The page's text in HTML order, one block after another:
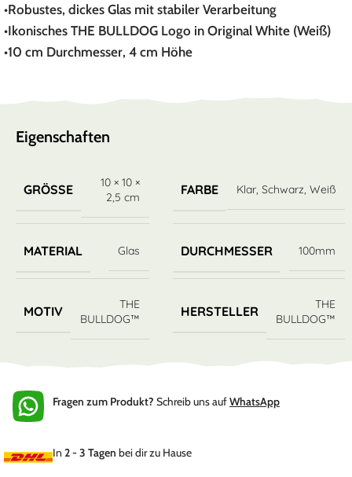
•Robustes, dickes Glas mit stabiler Verarbeitung
•Ikonisches THE BULLDOG Logo in Original White (Weiß)
•10 cm Durchmesser, 4 cm Höhe
Eigenschaften
GRÖSSE
10 × 10 ×
2,5 cm
FARBE Klar,Schwarz,Weiß
MATERIAL Glas DURCHMESSER 100mm
MOTIV
THE
BULLDOG™
HERSTELLER
THE
BULLDOG™
Fragen zum Produkt? Schreib uns aufWhatsApp
In 2 - 3 Tagen bei dir zu Hause